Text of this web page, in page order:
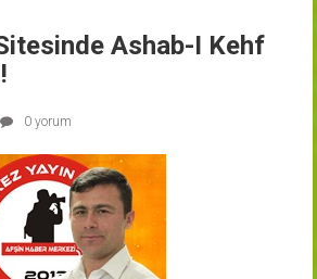
Ashab-I Kehf
0 yorum